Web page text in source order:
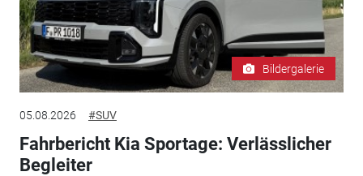
Bildergalerie
05.08.2026 #SUV
Fahrbericht Kia Sportage: Verlässlicher
Begleiter